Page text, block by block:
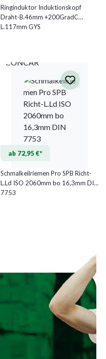
Ringinduktor Induktionskopf
Draht-B.46mm +200GradC
L.117mm GYS
CONCAR
ab 72,95 €*
Schmalkeilriemen Pro SPB Richt-
L.Ld ISO 2060mm bo 16,3mm DIN
7753